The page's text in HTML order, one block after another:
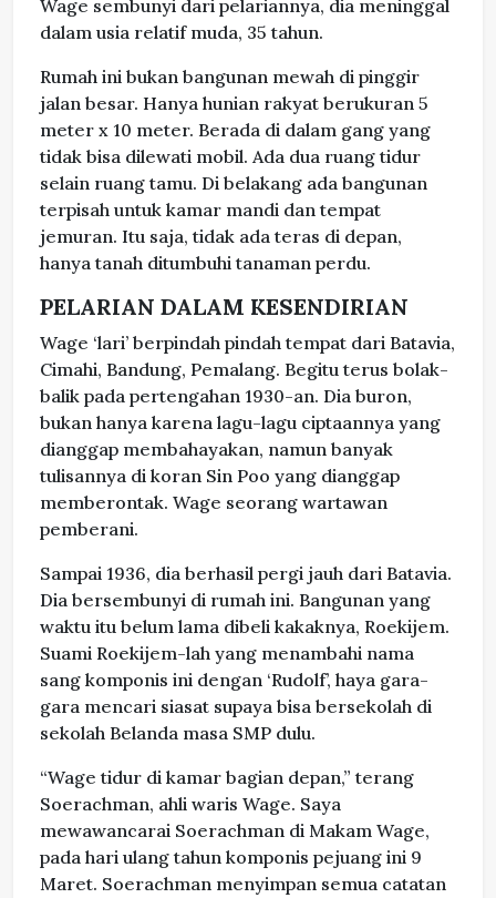
Wage sembunyi dari pelariannya, dia meninggal
dalam usia relatif muda, 35 tahun.
Rumah ini bukan bangunan mewah di pinggir
jalan besar. Hanya hunian rakyat berukuran 5
meter x 10 meter. Berada di dalam gang yang
tidak bisa dilewati mobil. Ada dua ruang tidur
selain ruang tamu. Di belakang ada bangunan
terpisah untuk kamar mandi dan tempat
jemuran. Itu saja, tidak ada teras di depan,
hanya tanah ditumbuhi tanaman perdu.
PELARIAN DALAM KESENDIRIAN
Wage ‘lari’ berpindah pindah tempat dari Batavia,
Cimahi, Bandung, Pemalang. Begitu terus bolak-
balik pada pertengahan 1930-an. Dia buron,
bukan hanya karena lagu-lagu ciptaannya yang
dianggap membahayakan, namun banyak
tulisannya di koran Sin Poo yang dianggap
memberontak. Wage seorang wartawan
pemberani.
Sampai 1936, dia berhasil pergi jauh dari Batavia.
Dia bersembunyi di rumah ini. Bangunan yang
waktu itu belum lama dibeli kakaknya, Roekijem.
Suami Roekijem-lah yang menambahi nama
sang komponis ini dengan ‘Rudolf’, haya gara-
gara mencari siasat supaya bisa bersekolah di
sekolah Belanda masa SMP dulu.
“Wage tidur di kamar bagian depan,” terang
Soerachman, ahli waris Wage. Saya
mewawancarai Soerachman di Makam Wage,
pada hari ulang tahun komponis pejuang ini 9
Maret. Soerachman menyimpan semua catatan